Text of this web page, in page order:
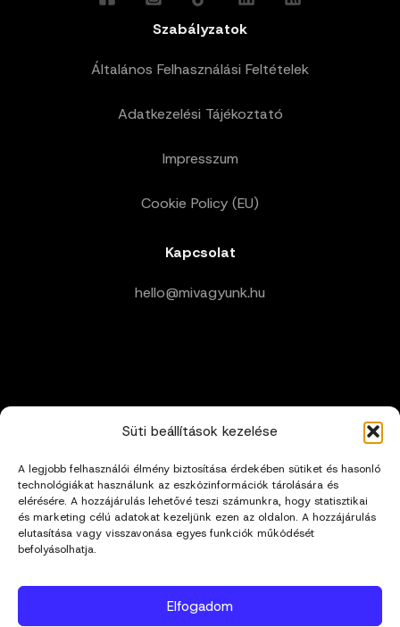
Süti beállítások kezelése
A legjobb felhasználói élmény biztosítása érdekében sütiket és hasonló
technológiákat használunk az eszközinformációk tárolására és
elérésére. A hozzájárulás lehetővé teszi számunkra, hogy statisztikai
és marketing célú adatokat kezeljünk ezen az oldalon. A hozzájárulás
elutasítása vagy visszavonása egyes funkciók működését
befolyásolhatja.
Elfogadom
Szabályzatok
Általános Felhasználási Feltételek
Adatkezelési Tájékoztató
Impresszum
Cookie Policy (EU)
Kapcsolat
hello@mivagyunk.hu